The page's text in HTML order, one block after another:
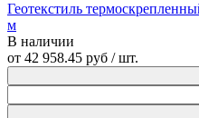
Геотекстиль
м
В наличии
от 42 958.45 руб / шт.